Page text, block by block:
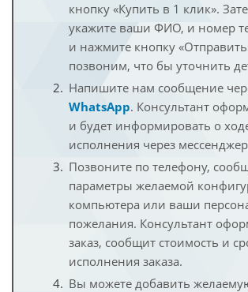
кнопку «Купить в 1 клик».
укажите ваши ФИО, и номер
и нажмите кнопку
позвоним, что бы уточнить
Напишите нам сообщение
WhatsApp. Консультант
и будет информировать о
исполнения через
Позвоните по телефону,
параметры желаемой
компьютера или ваши
пожелания. Консультант
заказ, сообщит стоимость и
исполнения заказа.
Вы можете добавить